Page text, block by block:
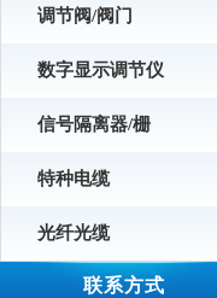
调节阀/阀门
数字显示调节仪
信号隔离器/栅
特种电缆
光纤光缆
联系方式